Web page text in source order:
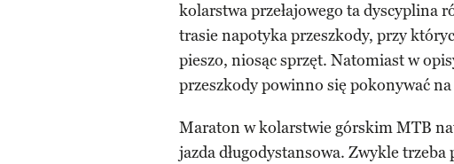
kolarstwa przełajowego ta dyscyplina
trasie napotyka przeszkody, przy
pieszo, niosąc sprzęt. Natomiast w
przeszkody powinno się pokonywać
Maraton w kolarstwie górskim MTB
jazda długodystansowa. Zwykle